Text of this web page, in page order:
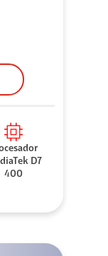
D7
400